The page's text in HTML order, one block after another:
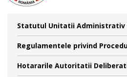
Statutul Unitatii Administrativ
Regulamentele privind
Hotararile Autoritatii